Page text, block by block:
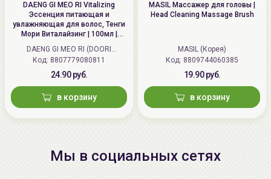
DAENG GI MEO RI Vitalizing
Эссенция питающая и
увлажняющая для волос, Тенги
Мори Виталайзинг | 100мл |
Vitalizing Hair Essence
DAENG GI MEO RI (DOORI
Cosmetics) (Корея)
Код: 8807779080811
24.90 руб.
в корзину
MASIL Массажер для головы |
Head Cleaning Massage Brush
MASIL (Корея)
Код: 8809744060385
19.90 руб.
в корзину
Мы в социальных сетях